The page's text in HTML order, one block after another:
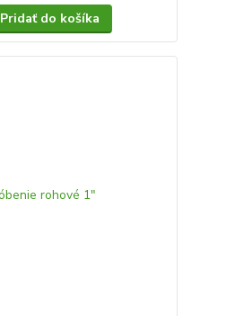
Pridať do košíka